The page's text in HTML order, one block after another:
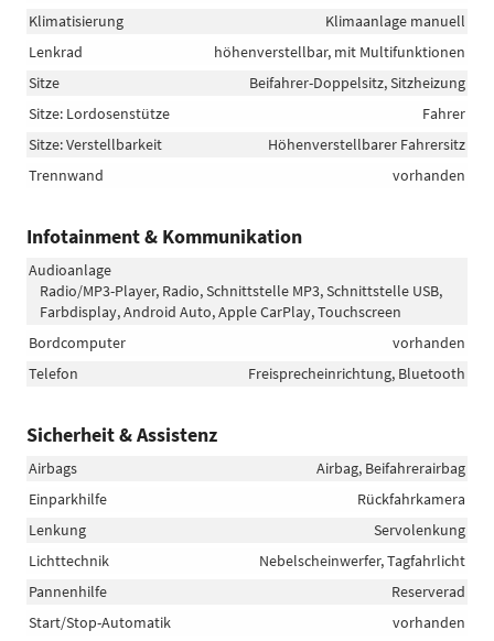
Klimatisierung
Klimaanlage manuell
Lenkrad
höhenverstellbar, mit Multifunktionen
Sitze
Beifahrer-Doppelsitz, Sitzheizung
Sitze: Lordosenstütze
Fahrer
Sitze: Verstellbarkeit
Höhenverstellbarer Fahrersitz
Trennwand
vorhanden
Infotainment & Kommunikation
Audioanlage
Radio/MP3-Player, Radio, Schnittstelle MP3, Schnittstelle USB,
Farbdisplay, Android Auto, Apple CarPlay, Touchscreen
Bordcomputer
vorhanden
Telefon
Freisprecheinrichtung, Bluetooth
Sicherheit & Assistenz
Airbags
Airbag, Beifahrerairbag
Einparkhilfe
Rückfahrkamera
Lenkung
Servolenkung
Lichttechnik
Nebelscheinwerfer, Tagfahrlicht
Pannenhilfe
Reserverad
Start/Stop-Automatik
vorhanden